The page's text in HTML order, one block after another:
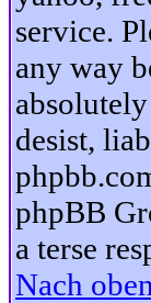
service.
any way
desist,
phpBB
a terse
Nach oben